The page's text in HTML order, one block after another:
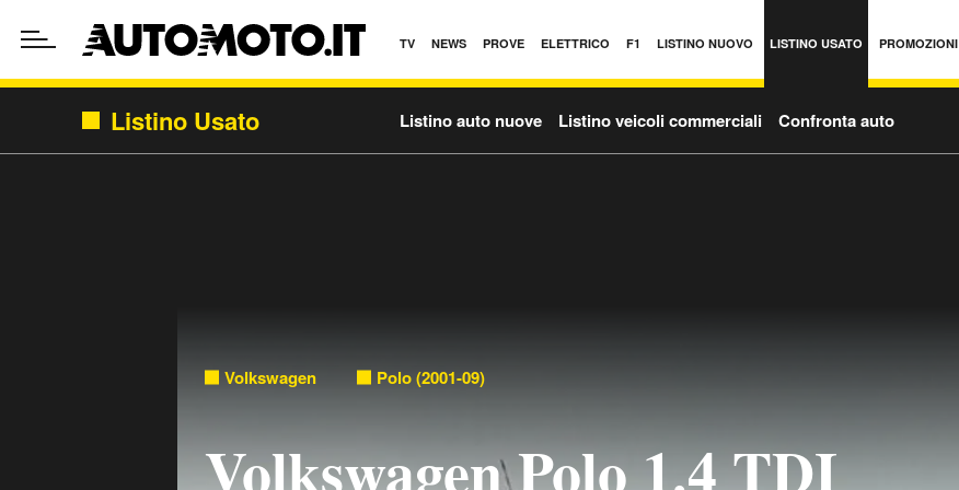
TV NEWS PROVE ELETTRICO F1 LISTINO NUOVO LISTINO USATO PROMOZIONI
Listino Usato Listino auto nuove Listino veicoli commerciali Confronta auto
Volkswagen Polo (2001-09)
Volkswagen Polo 1.4 TDI